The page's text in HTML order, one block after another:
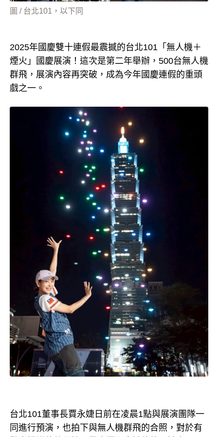
圖 / 台北101，以下同
2025年國慶雙十連假最震撼的台北101「無人機＋
煙火」國慶展演！這次是第二年舉辦，500台無人機
群飛，展演內容再突破，成為今年國慶連假的重頭
戲之一。
台北101董事長賈永婕日前在凌晨1點與展演團隊一
同進行預演，也拍下與無人機群飛的合照，對於有